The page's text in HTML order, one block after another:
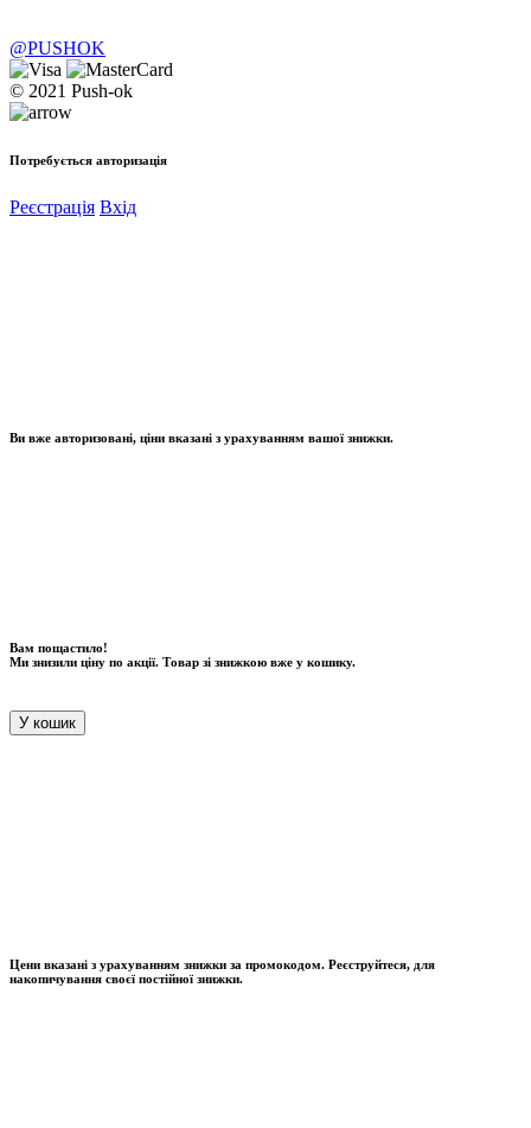
@PUSHOK
© 2021 Push-ok
Потребується авторизація
Реєстрація Вхід
Ви вже авторизовані, ціни вказані з урахуванням вашої знижки.
Вам пощастило!
Ми знизили ціну по акції. Товар зі знижкою вже у кошику.
У кошик
Цени вказані з урахуванням знижки за промокодом. Реєструйтеся, для
накопичування своєї постійної знижки.